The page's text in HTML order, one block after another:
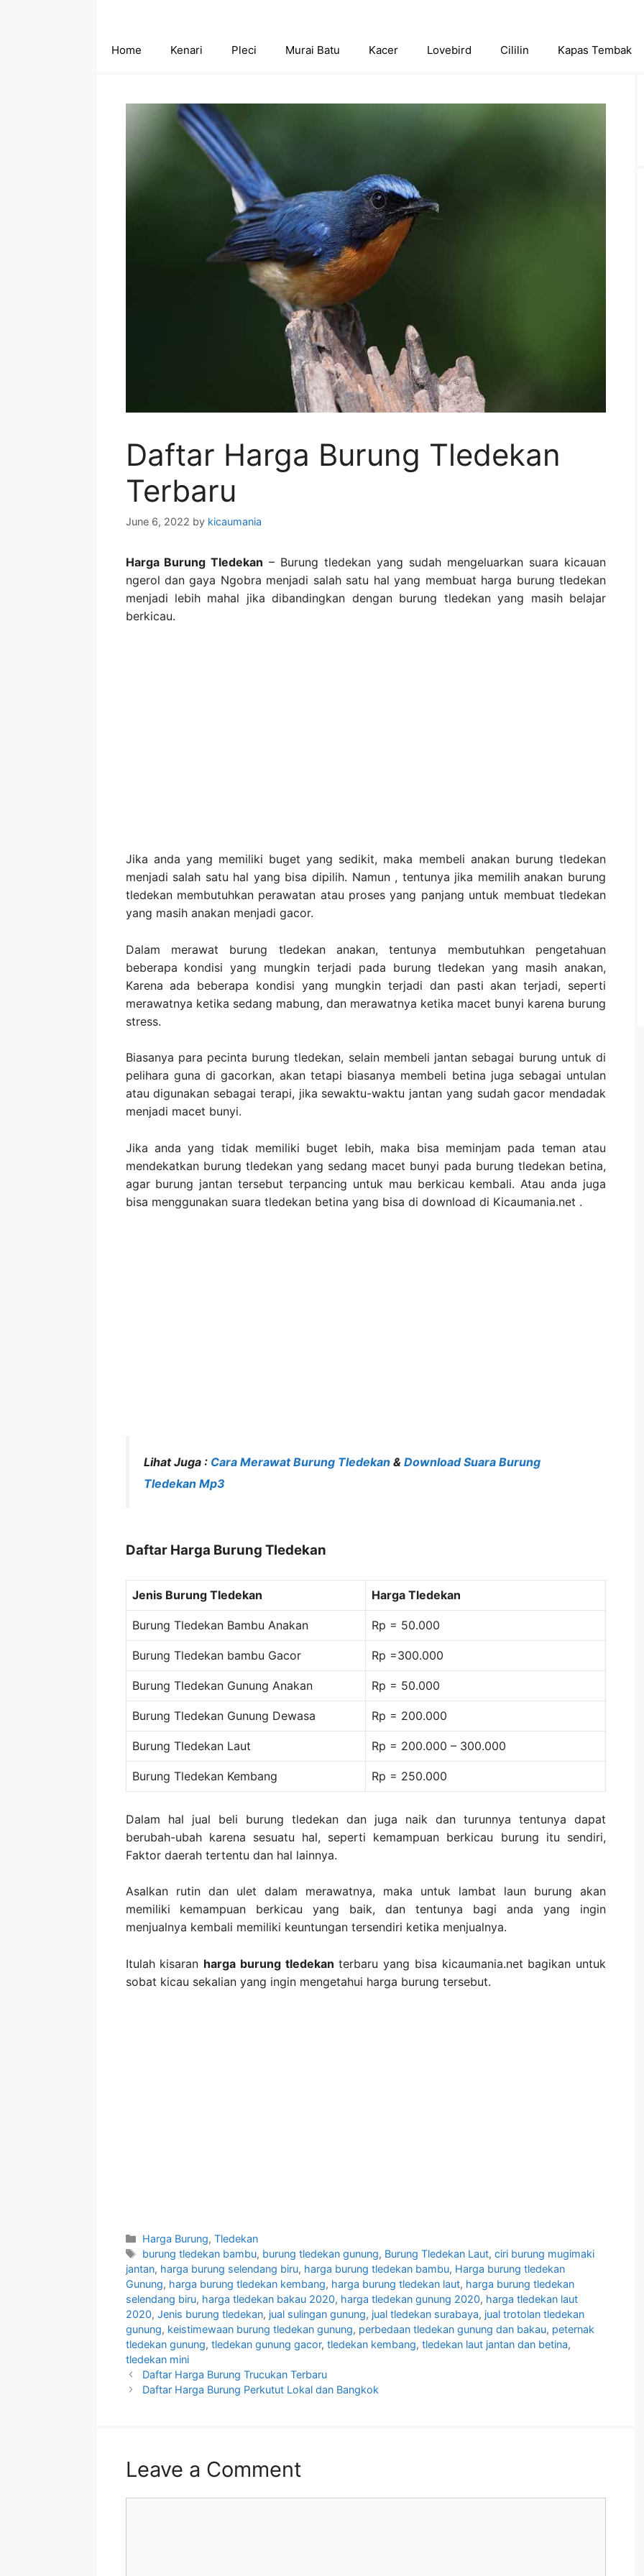
Home Kenari Pleci Murai Batu Kacer Lovebird Cililin Kapas Tembak
Daftar Harga Burung Tledekan
Terbaru
June 6, 2022 by kicaumania
Harga Burung Tledekan – Burung tledekan yang sudah mengeluarkan suara kicauan
ngerol dan gaya Ngobra menjadi salah satu hal yang membuat harga burung tledekan
menjadi lebih mahal jika dibandingkan dengan burung tledekan yang masih belajar
berkicau.
Jika anda yang memiliki buget yang sedikit, maka membeli anakan burung tledekan
menjadi salah satu hal yang bisa dipilih. Namun , tentunya jika memilih anakan burung
tledekan membutuhkan perawatan atau proses yang panjang untuk membuat tledekan
yang masih anakan menjadi gacor.
Dalam merawat burung tledekan anakan, tentunya membutuhkan pengetahuan
beberapa kondisi yang mungkin terjadi pada burung tledekan yang masih anakan,
Karena ada beberapa kondisi yang mungkin terjadi dan pasti akan terjadi, seperti
merawatnya ketika sedang mabung, dan merawatnya ketika macet bunyi karena burung
stress.
Biasanya para pecinta burung tledekan, selain membeli jantan sebagai burung untuk di
pelihara guna di gacorkan, akan tetapi biasanya membeli betina juga sebagai untulan
atau digunakan sebagai terapi, jika sewaktu-waktu jantan yang sudah gacor mendadak
menjadi macet bunyi.
Jika anda yang tidak memiliki buget lebih, maka bisa meminjam pada teman atau
mendekatkan burung tledekan yang sedang macet bunyi pada burung tledekan betina,
agar burung jantan tersebut terpancing untuk mau berkicau kembali. Atau anda juga
bisa menggunakan suara tledekan betina yang bisa di download di Kicaumania.net .
Lihat Juga : Cara Merawat Burung Tledekan& Download Suara Burung
Tledekan Mp3
Daftar Harga Burung Tledekan
Jenis Burung Tledekan Harga Tledekan
Burung Tledekan Bambu Anakan Rp = 50.000
Burung Tledekan bambu Gacor Rp =300.000
Burung Tledekan Gunung Anakan Rp = 50.000
Burung Tledekan Gunung Dewasa Rp = 200.000
Burung Tledekan Laut Rp = 200.000 – 300.000
Burung Tledekan Kembang Rp = 250.000
Dalam hal jual beli burung tledekan dan juga naik dan turunnya tentunya dapat
berubah-ubah karena sesuatu hal, seperti kemampuan berkicau burung itu sendiri,
Faktor daerah tertentu dan hal lainnya.
Asalkan rutin dan ulet dalam merawatnya, maka untuk lambat laun burung akan
memiliki kemampuan berkicau yang baik, dan tentunya bagi anda yang ingin
menjualnya kembali memiliki keuntungan tersendiri ketika menjualnya.
Itulah kisaran harga burung tledekan terbaru yang bisa kicaumania.net bagikan untuk
sobat kicau sekalian yang ingin mengetahui harga burung tersebut.
Categories
Harga Burung, Tledekan
Tags
burung tledekan bambu, burung tledekan gunung, Burung Tledekan Laut, ciri burung mugimaki
jantan, harga burung selendang biru, harga burung tledekan bambu, Harga burung tledekan
Gunung, harga burung tledekan kembang, harga burung tledekan laut, harga burung tledekan
selendang biru, harga tledekan bakau 2020, harga tledekan gunung 2020, harga tledekan laut
2020, Jenis burung tledekan, jual sulingan gunung, jual tledekan surabaya, jual trotolan tledekan
gunung, keistimewaan burung tledekan gunung, perbedaan tledekan gunung dan bakau, peternak
tledekan gunung, tledekan gunung gacor, tledekan kembang, tledekan laut jantan dan betina,
tledekan mini
Daftar Harga Burung Trucukan Terbaru
Daftar Harga Burung Perkutut Lokal dan Bangkok
Leave a Comment